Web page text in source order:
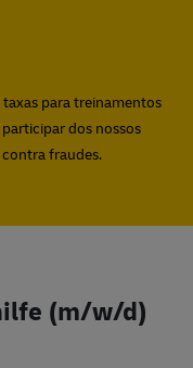
para treinamentos
dos nossos
fraudes.
(m/w/d)